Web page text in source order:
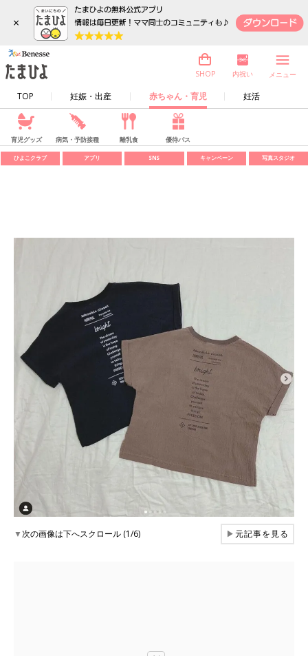
×
TOP 妊娠・出産 赤ちゃん・育児 妊活
SHOP 内祝い メニュー
育児グッズ 病気・予防接種 離乳食 優待パス
ひよこクラブ アプリ SNS キャンペーン 写真スタジオ
▼次の画像は下へスクロール (1/6) ▶元記事を見る